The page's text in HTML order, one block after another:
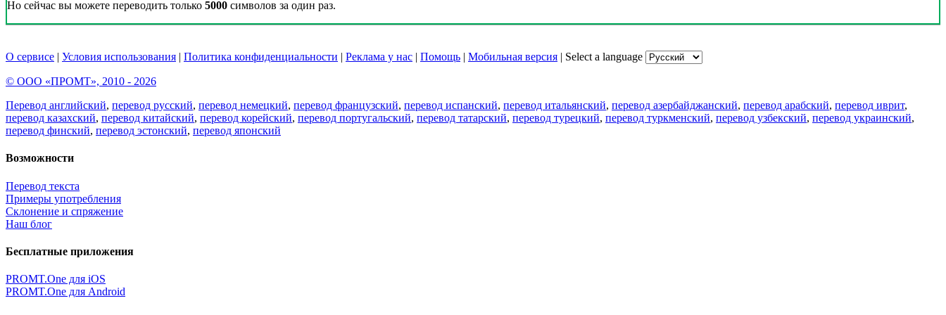
Но сейчас вы можете переводить только 5000 символов за один раз.
О сервисе | Условия использования | Политика конфиденциальности | Реклама у нас | Помощь | Мобильная версия | Select a language
© ООО «ПРОМТ», 2010 - 2026
Перевод английский, перевод русский, перевод немецкий, перевод французский, перевод испанский, перевод итальянский, перевод азербайджанский, перевод арабский, перевод иврит,
перевод казахский, перевод китайский, перевод корейский, перевод португальский, перевод татарский, перевод турецкий, перевод туркменский, перевод узбекский, перевод украинский,
перевод финский, перевод эстонский, перевод японский
Возможности
Перевод текста
Примеры употребления
Склонение и спряжение
Наш блог
Бесплатные приложения
PROMT.One для iOS
PROMT.One для Android